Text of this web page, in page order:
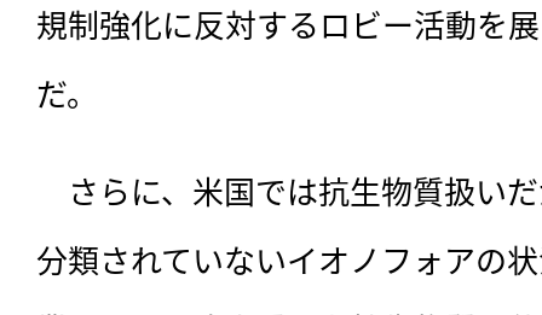
規制強化に反対するロビー活動を
だ。
さらに、米国では抗生物質扱い
分類されていないイオノフォアの